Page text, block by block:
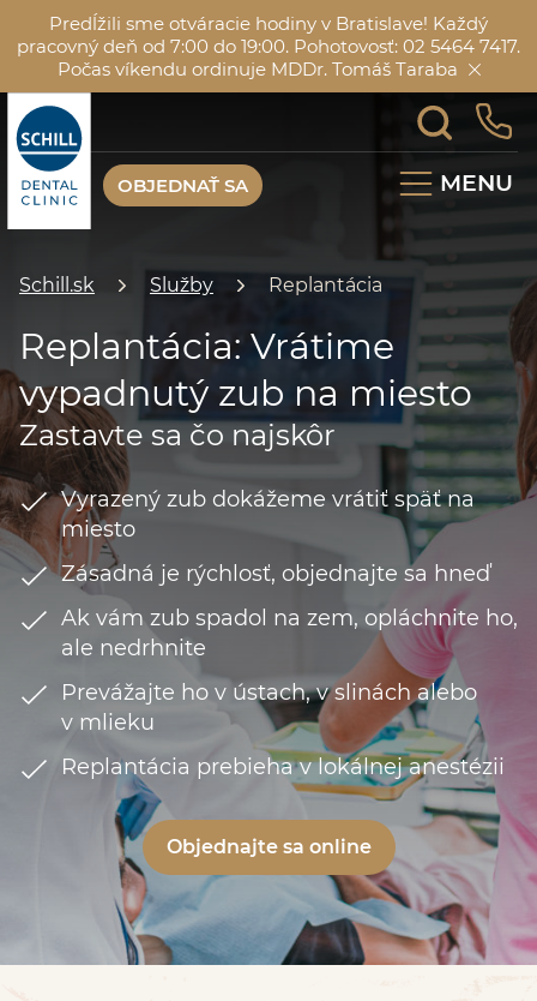
Predĺžili sme otváracie hodiny v Bratislave! Každý
pracovný deň od 7:00 do 19:00. Pohotovosť: 02 5464 7417.
Počas víkendu ordinuje MDDr. Tomáš Taraba
MENU
OBJEDNAŤ SA
Schill.sk Služby Replantácia
Replantácia: Vrátime
vypadnutý zub na miesto
Zastavte sa čo najskôr
Vyrazený zub dokážeme vrátiť späť na
miesto
Zásadná je rýchlosť, objednajte sa hneď
Ak vám zub spadol na zem, opláchnite ho,
ale nedrhnite
Prevážajte ho v ústach, v slinách alebo
v mlieku
Replantácia prebieha v lokálnej anestézii
Objednajte sa online